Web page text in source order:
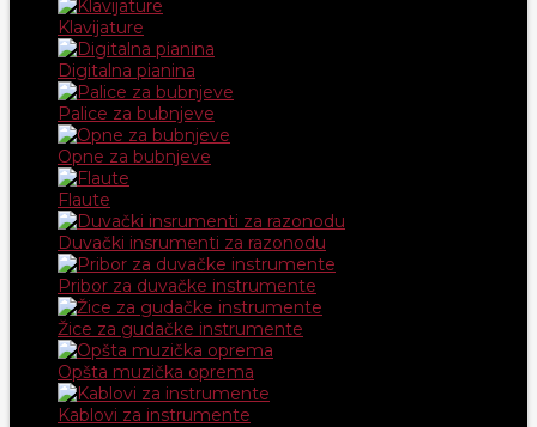
Klavijature
Digitalna pianina
Palice za bubnjeve
Opne za bubnjeve
Flaute
Duvački insrumenti za razonodu
Pribor za duvačke instrumente
Žice za gudačke instrumente
Opšta muzička oprema
Kablovi za instrumente